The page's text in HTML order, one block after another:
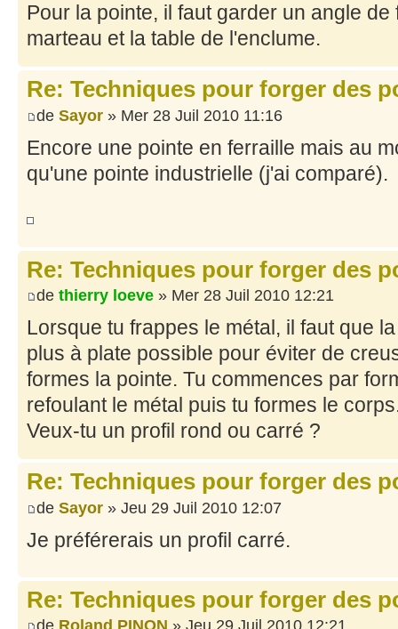
Pour la pointe, il faut garder un angle
marteau et la table de l'enclume.
Re: Techniques pour forger des
de Sayor » Mer 28 Juil 2010 11:16
Encore une pointe en ferraille mais au
qu'une pointe industrielle (j'ai comparé).
Re: Techniques pour forger des
de thierry loeve » Mer 28 Juil 2010 12:21
Lorsque tu frappes le métal, il faut que
plus à plate possible pour éviter de
formes la pointe. Tu commences par
refoulant le métal puis tu formes le
Veux-tu un profil rond ou carré ?
Re: Techniques pour forger des
de Sayor » Jeu 29 Juil 2010 12:07
Je préférerais un profil carré.
Re: Techniques pour forger des